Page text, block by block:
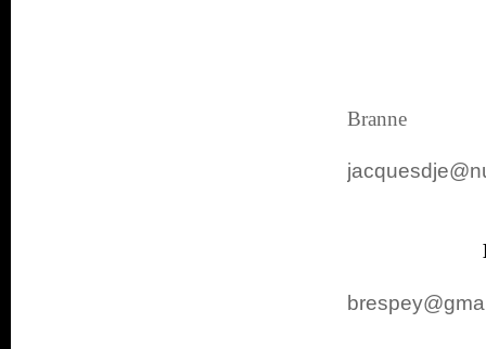
Branne
La